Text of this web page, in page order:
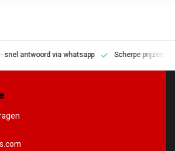
antwoord via whatsapp Scherpe prijzen